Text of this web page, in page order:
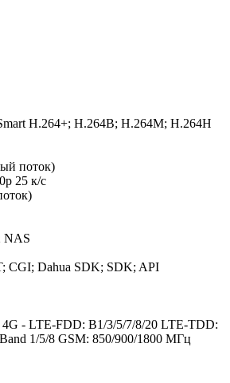
H.264+; H.264B; H.264M; H.264H
поток)
25 к/с
NAS
CGI; Dahua SDK; SDK; API
4G - LTE-FDD: B1/3/5/7/8/20 LTE-TDD:
1/5/8 GSM: 850/900/1800 МГц